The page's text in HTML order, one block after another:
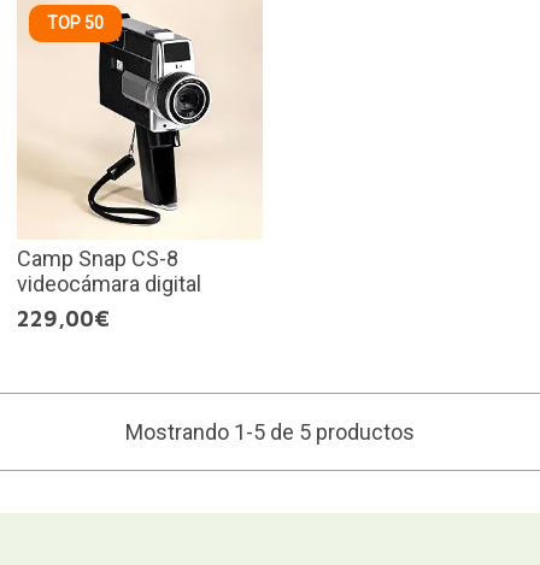
TOP 50
Camp Snap CS-8
videocámara digital
229,00€
Mostrando 1-5 de 5 productos